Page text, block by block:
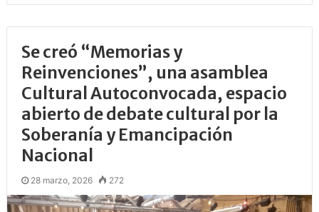
Se creó “Memorias y
Reinvenciones”, una asamblea
Cultural Autoconvocada, espacio
abierto de debate cultural por la
Soberanía y Emancipación
Nacional
28 marzo, 2026 272